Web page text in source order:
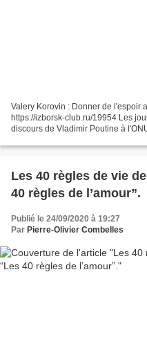
Valery Korovin : Donner de l'espoir
https://izborsk-club.ru/19954 Les
discours de Vladimir Poutine à
Les 40 règles de vie
40 règles de l’amour”.
Publié le 24/09/2020 à 19:27
Par Pierre-Olivier Combelles